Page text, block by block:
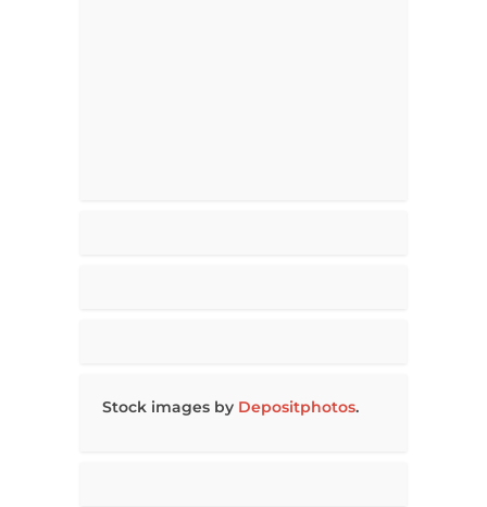
Stock images by Depositphotos.